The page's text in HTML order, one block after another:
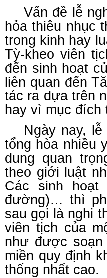
Vấn đề lễ
hỏa thiêu nhục
trong kinh hay
Tỳ-kheo viên
đến sinh hoạt
liên quan đến
tác ra dựa trên
hay vì mục đích
Ngày nay,
tổng hòa nhiều
dung quan
theo giới luật
Các sinh
đường)… thì
sau gọi là nghi
viên tịch của
như được soạn
miền quy định
thống nhất cao.